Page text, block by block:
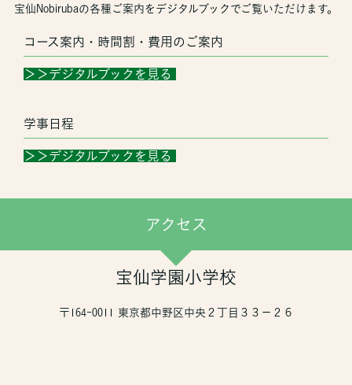
宝仙Nobirubaの各種ご案内をデジタルブックでご覧いただけます。
コース案内・時間割・費用のご案内
＞＞デジタルブックを見る
学事日程
＞＞デジタルブックを見る
アクセス
宝仙学園小学校
〒164-0011 東京都中野区中央２丁目３３−２６